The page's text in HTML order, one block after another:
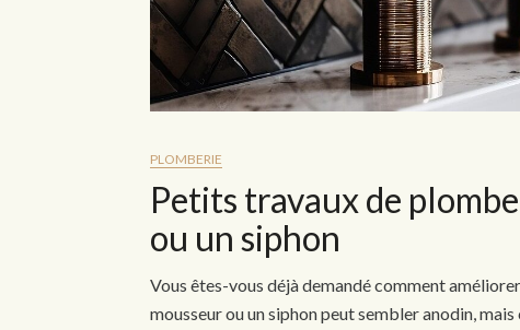
PLOMBERIE
Petits travaux de
ou un siphon
Vous êtes-vous déjà demandé comment
mousseur ou un siphon peut sembler anodin,